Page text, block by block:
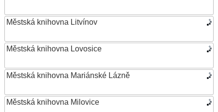
Městská knihovna Litvínov
Městská knihovna Lovosice
Městská knihovna Mariánské Lázně
Městská knihovna Milovice